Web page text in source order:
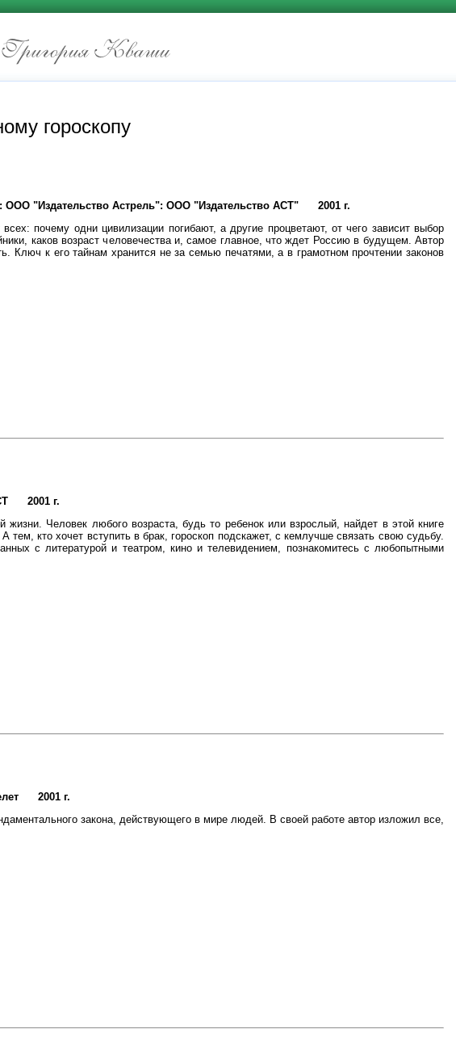
гороскопу
ООО "Издательство Астрель": ООО "Издательство АСТ"
2001 г.
почему одни цивилизации погибают, а другие процветают, от чего зависит выбор
каков возраст человечества и, самое главное, что ждет Россию в будущем. Автор
Ключ к его тайнам хранится не за семью печатями, а в грамотном прочтении законов
2001 г.
жизни. Человек любого возраста, будь то ребенок или взрослый, найдет в этой книге
тем, кто хочет вступить в брак, гороскоп подскажет, с кемлучше связать свою судьбу.
с литературой и театром, кино и телевидением, познакомитесь с любопытными
2001 г.
закона, действующего в мире людей. В своей работе автор изложил все,